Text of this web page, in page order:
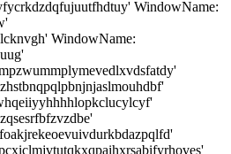
WindowName:
WindowName: